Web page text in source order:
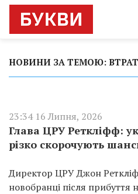
НОВИНИ ЗА ТЕМОЮ:
23:34 16 Липня, 2026
Глава ЦРУ Реткліфф:
різко скорочують
Директор ЦРУ Джон
новобранці після прибуття